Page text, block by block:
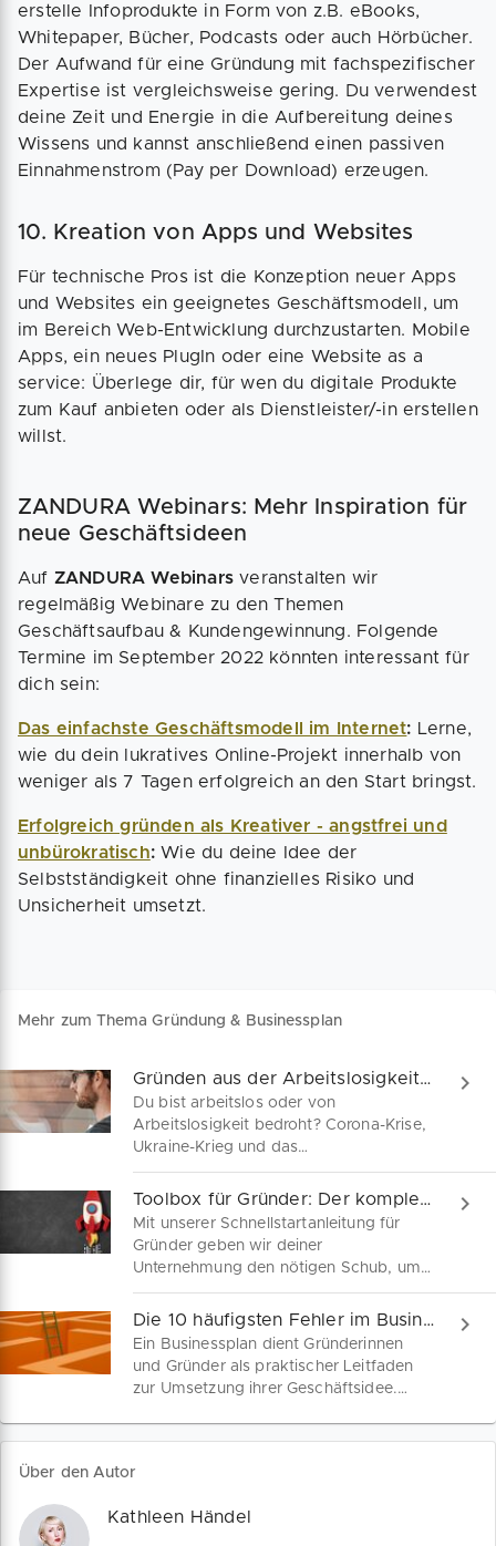
erstelle Infoprodukte in Form von z.B. eBooks,
Whitepaper, Bücher, Podcasts oder auch Hörbücher.
Der Aufwand für eine Gründung mit fachspezifischer
Expertise ist vergleichsweise gering. Du verwendest
deine Zeit und Energie in die Aufbereitung deines
Wissens und kannst anschließend einen passiven
Einnahmenstrom (Pay per Download) erzeugen.
10. Kreation von Apps und Websites
Für technische Pros ist die Konzeption neuer Apps
und Websites ein geeignetes Geschäftsmodell, um
im Bereich Web-Entwicklung durchzustarten. Mobile
Apps, ein neues PlugIn oder eine Website as a
service: Überlege dir, für wen du digitale Produkte
zum Kauf anbieten oder als Dienstleister/-in erstellen
willst.
ZANDURA Webinars: Mehr Inspiration für
neue Geschäftsideen
Auf ZANDURA Webinarsveranstalten wir
regelmäßig Webinare zu den Themen
Geschäftsaufbau & Kundengewinnung. Folgende
Termine im September 2022 könnten interessant für
dich sein:
Das einfachste Geschäftsmodell im Internet: Lerne,
wie du dein lukratives Online-Projekt innerhalb von
weniger als 7 Tagen erfolgreich an den Start bringst.
Erfolgreich gründen als Kreativer - angstfrei und
unbürokratisch:Wie du deine Idee der
Selbstständigkeit ohne finanzielles Risiko und
Unsicherheit umsetzt.
Mehr zum Thema Gründung & Businessplan
Gründen aus der Arbeitslosigkeit: Was du wissen musst
Du bist arbeitslos oder von
Arbeitslosigkeit bedroht? Corona-Krise,
Ukraine-Krieg und das
Damoklesschwert einer Stagflation
belasten die wirtschaftliche Entwicklung
in zahlreichen Branchen. Warum es
trotzdem sinnvoll ist gerade jetzt zu
gründen, wie du deine Gründung aus
erfährst du hier.
Toolbox für Gründer: Der komplette Leitfaden als PDF
Mit unserer Schnellstartanleitung für
Gründer geben wir deiner
Unternehmung den nötigen Schub, um
erfolgreich zu sein. Von Businessplan,
Rechtsformwahl und Finanzierung bis
zum Thema Kundengewinnung
beantworten wir die wichtigsten Fragen
rund um die Selbstständigkeit.
Die 10 häufigsten Fehler im Businessplan
Ein Businessplan dient Gründerinnen
und Gründer als praktischer Leitfaden
zur Umsetzung ihrer Geschäftsidee.
Erstellung eines Businessplans.
Über den Autor
Kathleen Händel